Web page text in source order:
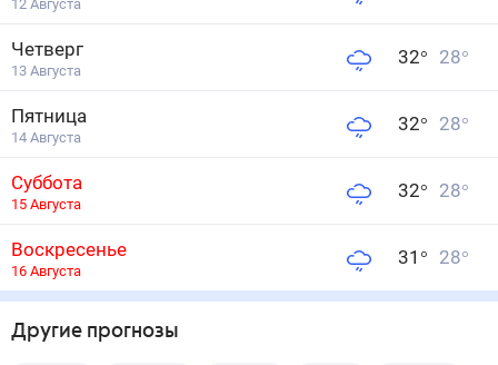
12 Августа
Четверг
13 Августа
32° 28°
Пятница
14 Августа
32° 28°
Суббота
15 Августа
32° 28°
Воскресенье
16 Августа
31 ° 28°
Другие прогнозы